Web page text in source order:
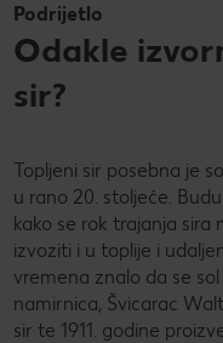
Podrijetlo
Odakle
sir?
Topljeni sir posebna je
u rano 20. stoljeće.
kako se rok trajanja sira
izvoziti i u toplije i
vremena znalo da se
namirnica, Švicarac
sir te 1911. godine